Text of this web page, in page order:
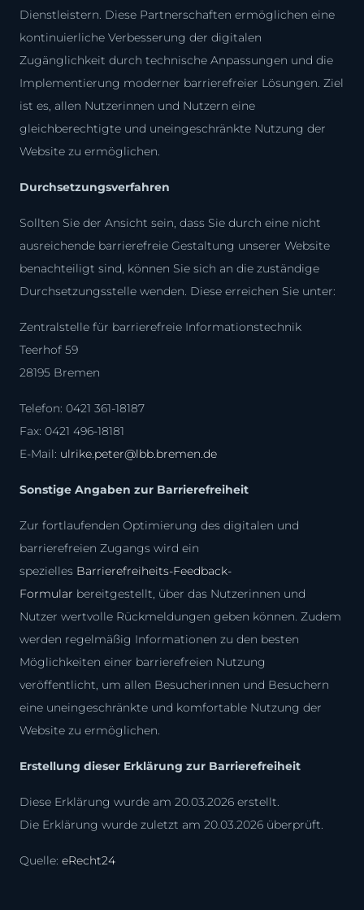
Dienstleistern. Diese Partnerschaften ermöglichen eine
kontinuierliche Verbesserung der digitalen
Zugänglichkeit durch technische Anpassungen und die
Implementierung moderner barrierefreier Lösungen. Ziel
ist es, allen Nutzerinnen und Nutzern eine
gleichberechtigte und uneingeschränkte Nutzung der
Website zu ermöglichen.
Durchsetzungsverfahren
Sollten Sie der Ansicht sein, dass Sie durch eine nicht
ausreichende barrierefreie Gestaltung unserer Website
benachteiligt sind, können Sie sich an die zuständige
Durchsetzungsstelle wenden. Diese erreichen Sie unter:
Zentralstelle für barrierefreie Informationstechnik
Teerhof 59
28195 Bremen
Telefon: 0421 361-18187
Fax: 0421 496-18181
E-Mail: ulrike.peter@lbb.bremen.de
Sonstige Angaben zur Barrierefreiheit
Zur fortlaufenden Optimierung des digitalen und
barrierefreien Zugangs wird ein
spezielles Barrierefreiheits-Feedback-
Formular bereitgestellt, über das Nutzerinnen und
Nutzer wertvolle Rückmeldungen geben können. Zudem
werden regelmäßig Informationen zu den besten
Möglichkeiten einer barrierefreien Nutzung
veröffentlicht, um allen Besucherinnen und Besuchern
eine uneingeschränkte und komfortable Nutzung der
Website zu ermöglichen.
Erstellung dieser Erklärung zur Barrierefreiheit
Diese Erklärung wurde am 20.03.2026 erstellt.
Die Erklärung wurde zuletzt am 20.03.2026 überprüft.
Quelle: eRecht24